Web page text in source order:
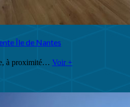
Île de Nantes
à proximité… Voir +